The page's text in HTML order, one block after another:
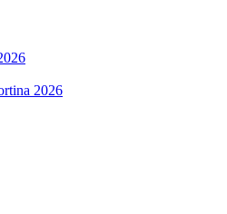
2026